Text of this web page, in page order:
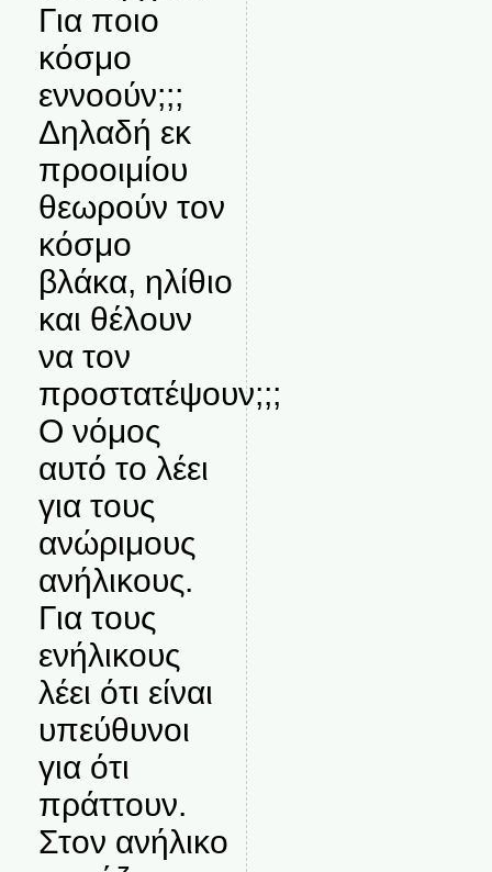
Για ποιο
κόσμο
εννοούν;;;
Δηλαδή εκ
προοιμίου
θεωρούν τον
κόσμο
βλάκα, ηλίθιο
και θέλουν
να τον
προστατέψουν;;;
Ο νόμος
αυτό το λέει
για τους
ανώριμους
ανήλικους.
Για τους
ενήλικους
λέει ότι είναι
υπεύθυνοι
για ότι
πράττουν.
Στον ανήλικο